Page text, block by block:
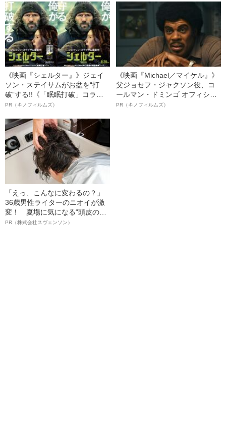
《映画『シェルター』》ジェイ
ソン・ステイサムがお盆を“打
破”する!!《「眠眠打破」コラ
ボ》
PR（キノフィルムズ）
《映画『Michael／マイケル』》
父ジョセフ・ジャクソン役、コ
ールマン・ドミンゴ オフィシャ
ルインタビュー“観客を魅了した
PR（キノフィルムズ）
「えっ、こんなに変わるの？」
36歳男性ライターのニオイが激
変！ 夏場に気になる“頭皮のニ
オイ”や“ベタつき”を解消す
PR（株式会社スヴェンソン）